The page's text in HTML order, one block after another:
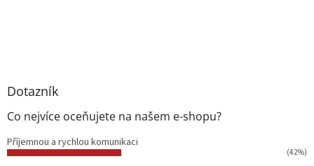
Dotazník
Co nejvíce oceňujete na našem e-shopu?
Příjemnou a rychlou komunikaci
(42%)